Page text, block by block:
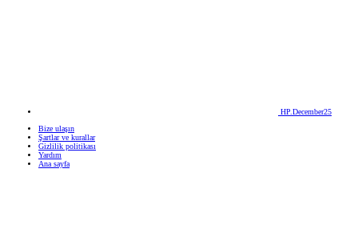
HP.December25
Bize ulaşın
Şartlar ve kurallar
Gizlilik politikası
Yardım
Ana sayfa